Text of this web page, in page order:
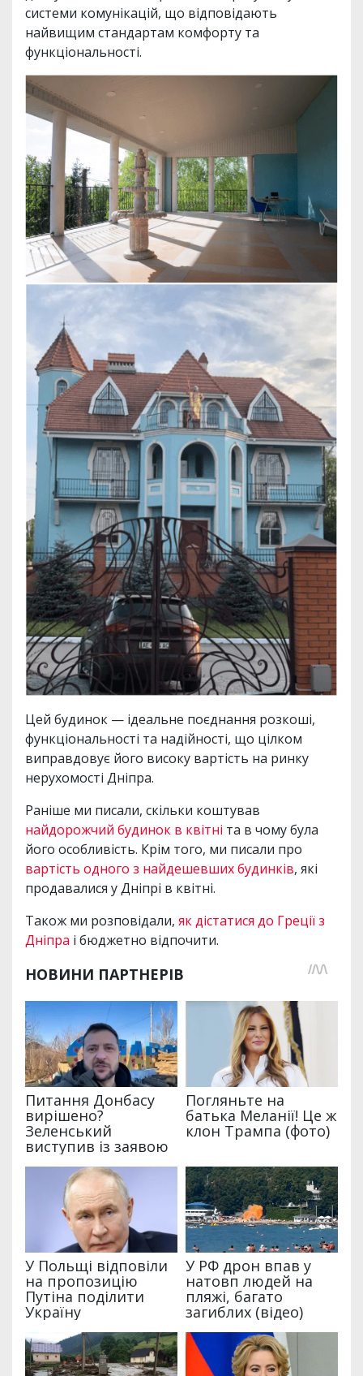
системи комунікацій, що відповідають
найвищим стандартам комфорту та
функціональності.
Цей будинок — ідеальне поєднання розкоші,
функціональності та надійності, що цілком
виправдовує його високу вартість на ринку
нерухомості Дніпра.
Раніше ми писали, скільки коштував
найдорожчий будинок в квітні та в чому була
його особливість. Крім того, ми писали про
вартість одного з найдешевших будинків, які
продавалися у Дніпрі в квітні.
Також ми розповідали, як дістатися до Греції з
Дніпра і бюджетно відпочити.